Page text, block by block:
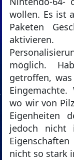
wollen. Es ist
Paketen
möglich.
getroffen,
wo wir von
Eigenheiten
jedoch nicht
nicht so stark